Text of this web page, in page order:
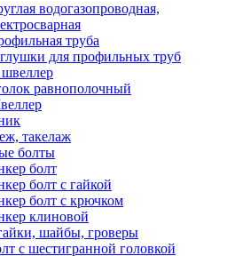
водогазопроводная,
труба
для профильных труб
равнополочный
такелаж
болты
болт
болт с гайкой
болт с крючком
клиновой
шайбы, гроверы
c шестигранной головкой